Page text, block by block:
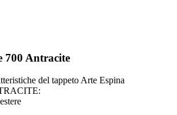
700 Antracite
del tappeto Arte Espina